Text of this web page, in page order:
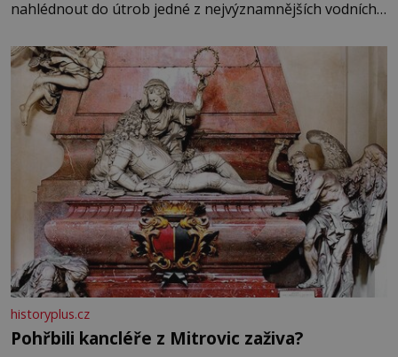
nahlédnout do útrob jedné z nejvýznamnějších vodních
se na koloběžce a den zakončit poznáváním památek ve
Velkých Losinách nebo v termálním
historyplus.cz
Pohřbili kancléře z Mitrovic zaživa?